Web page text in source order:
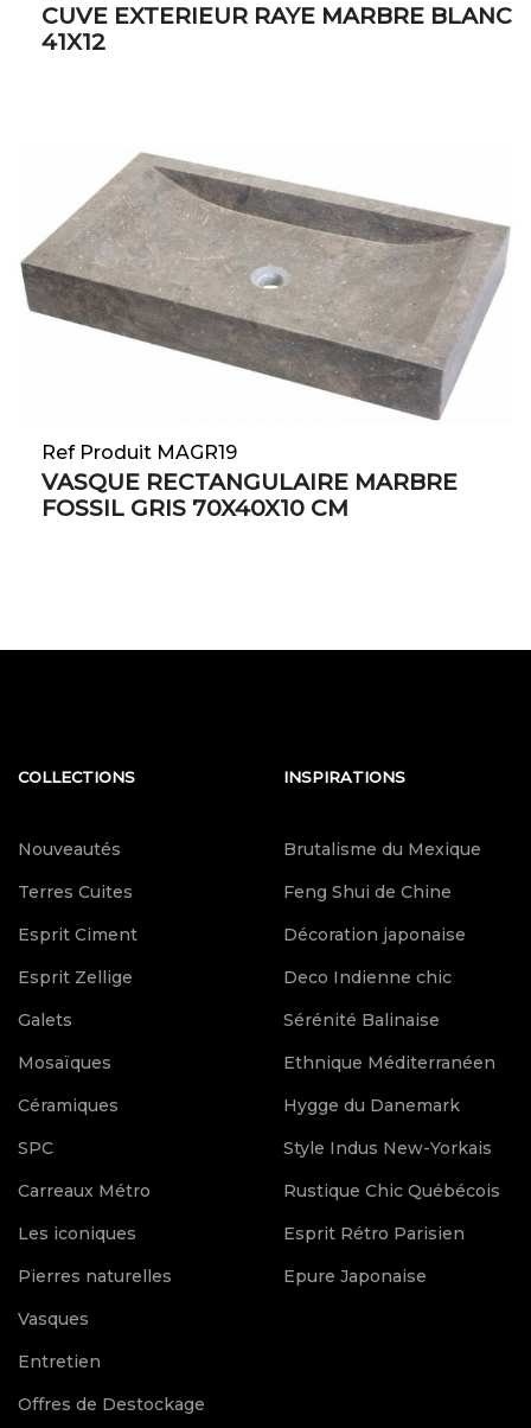
CUVE EXTERIEUR RAYE MARBRE BLANC
41X12
Ref Produit MAGR19
VASQUE RECTANGULAIRE MARBRE
FOSSIL GRIS 70X40X10 CM
COLLECTIONS
Nouveautés
Terres Cuites
Esprit Ciment
Esprit Zellige
Galets
Mosaïques
Céramiques
SPC
Carreaux Métro
Les iconiques
Pierres naturelles
Vasques
Entretien
Offres de Destockage
INSPIRATIONS
Brutalisme du Mexique
Feng Shui de Chine
Décoration japonaise
Deco Indienne chic
Sérénité Balinaise
Ethnique Méditerranéen
Hygge du Danemark
Style Indus New-Yorkais
Rustique Chic Québécois
Esprit Rétro Parisien
Epure Japonaise